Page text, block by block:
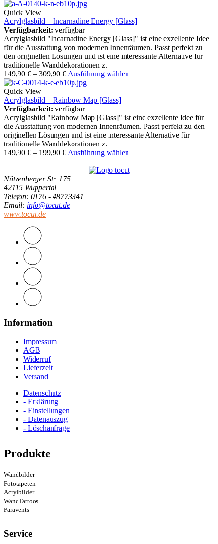
Quick View
Acrylglasbild – Incarnadine Energy [Glass]
Verfügbarkeit: verfügbar
Acrylglasbild "Incarnadine Energy [Glass]" ist eine exzellente Idee
für die Ausstattung von modernen Innenräumen. Passt perfekt zu
den originellen Lösungen und ist eine interessante Alternative für
traditionelle Wanddekorationen z.
149,90 € – 309,90 € Ausführung wählen
Quick View
Acrylglasbild – Rainbow Map [Glass]
Verfügbarkeit: verfügbar
Acrylglasbild "Rainbow Map [Glass]" ist eine exzellente Idee für
die Ausstattung von modernen Innenräumen. Passt perfekt zu den
originellen Lösungen und ist eine interessante Alternative für
traditionelle Wanddekorationen z.
149,90 € – 199,90 € Ausführung wählen
Nützenberger Str. 175
42115 Wuppertal
Telefon: 0176 - 48773341
Email: info@tocut.de
www.tocut.de
Information
Impressum
AGB
Widerruf
Lieferzeit
Versand
Datenschutz
- Erklärung
- Einstellungen
- Datenauszug
- Löschanfrage
Produkte
Wandbilder
Fototapeten
Acrylbilder
WandTattoos
Paravents
Service